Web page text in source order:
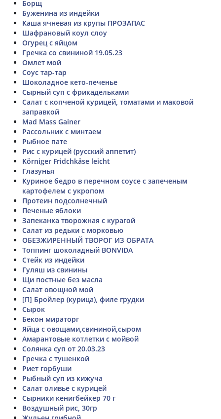
Борщ
Буженина из индейки
Каша ячневая из крупы ПРОЗАПАС
Шафрановый коул слоу
Огурец с яйцом
Гречка со свининой 19.05.23
Омлет мой
Соус тар-тар
Шоколадное кето-печенье
Сырный суп с фрикадельками
Салат с копченой курицей, томатами и маковой
заправкой
Mad Mass Gainer
Рассольник с минтаем
Рыбное пате
Рис с курицей (русский аппетит)
Körniger Fridchkäse leicht
Глазунья
Куриное бедро в перечном соусе с запеченым
картофелем с укропом
Протеин подсолнечный
Печеные яблоки
Запеканка творожная с курагой
Салат из редьки с морковью
ОБЕЗЖИРЕННЫЙ ТВОРОГ ИЗ ОБРАТА
Топпинг шоколадный BONVIDA
Стейк из индейки
Гуляш из свинины
Щи постные без масла
Салат овощной мой
[П] Бройлер (курица), филе грудки
Сырок
Бекон мираторг
Яйца с овощами,свининой,сыром
Амарантовые котлетки с мойвой
Солянка суп от 20.03.23
Гречка с тушенкой
Риет горбуши
Рыбный суп из кижуча
Салат оливье с курицей
Сырники кенигбейкер 70 г
Воздушный рис, 30гр